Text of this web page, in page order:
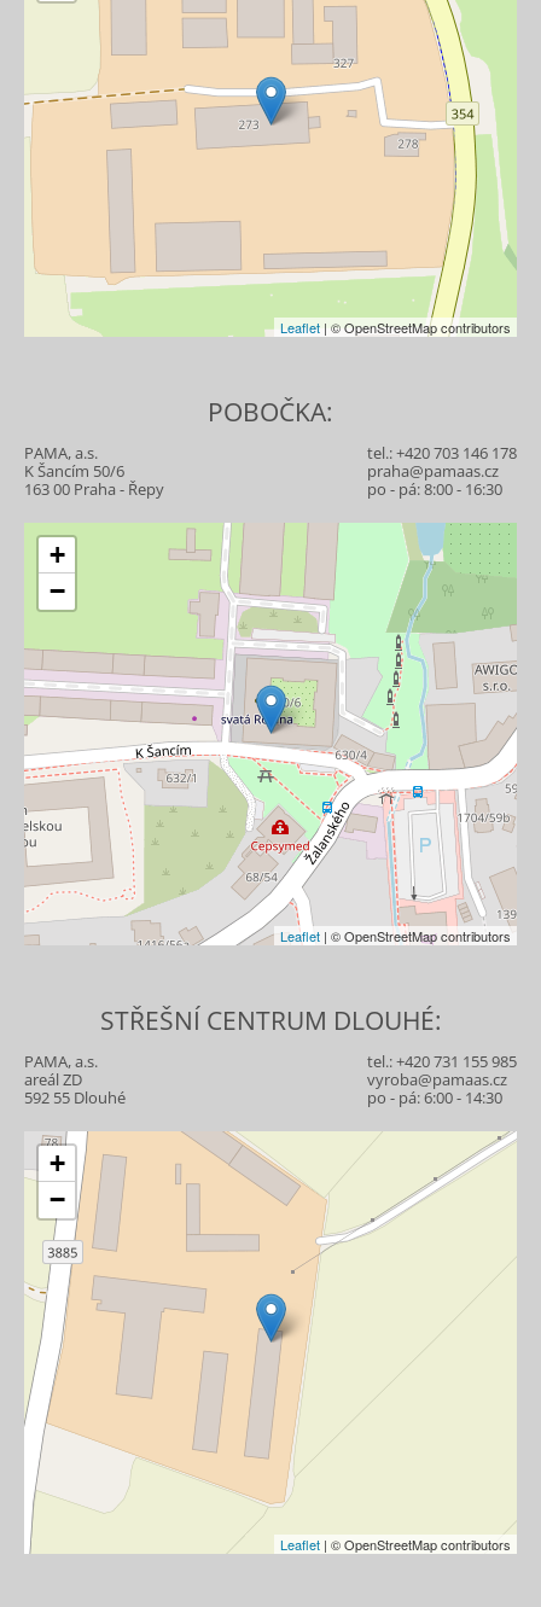
Leaflet | © OpenStreetMap contributors
POBOČKA:
PAMA, a.s.
K Šancím 50/6
163 00 Praha - Řepy
tel.:+420 703 146 178
praha@pamaas.cz
po - pá: 8:00 - 16:30
+
−
Leaflet | © OpenStreetMap contributors
STŘEŠNÍ CENTRUM DLOUHÉ:
PAMA, a.s.
areál ZD
592 55 Dlouhé
tel.:+420 731 155 985
vyroba@pamaas.cz
po - pá: 6:00 - 14:30
+
−
Leaflet | © OpenStreetMap contributors